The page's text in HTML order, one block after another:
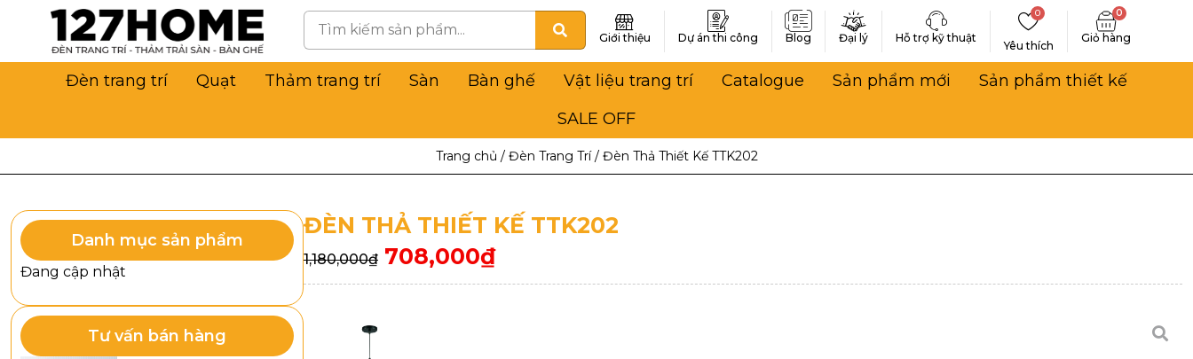
Giới thiệu Dự án thi công Blog Đại lý Hỗ trợ kỹ thuật
Yêu thích
0 0
Đèn trang trí Quạt Thảm trang trí Sàn Bàn ghế Vật liệu trang trí Catalogue Sản phẩm mới
Sản phẩm thiết kế
SALE OFF
Trang chủ / Đèn Trang Trí/ Đèn Thả Thiết Kế TTK202
Danh mục sản phẩm
Đang cập nhật
Tư vấn bán hàng
ĐÈN THẢ THIẾT KẾ TTK202
1,180,000₫ 708,000₫